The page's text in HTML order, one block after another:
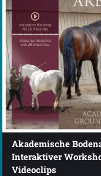
Akademische
Interaktiver
Videoclips